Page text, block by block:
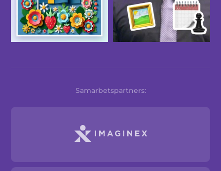
Samarbetspartners: